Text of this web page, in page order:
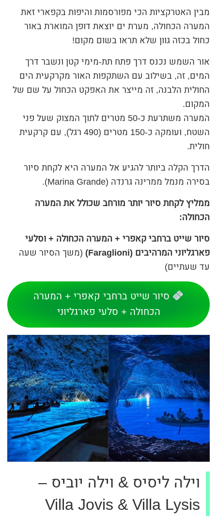
מבין האטרקציות הכי מפורסמות והיפות בקפארי זאת
המערה הכחולה, מערת ים יוצאת דופן המוארת באור
כחול בכזה גוון שלא תראו בשום מקום!
אור השמש נכנס דרך פתח תת-מימי קטן ונשבר דרך
המים, זה, בשילוב עם השתקפות האור מקרקעית הים
החולית הלבנה, זה מייצר את האפקט הכחול על שם של
המקום.
המערה משתרעת כ-50 מטרים לתוך המצוק שעל פני
השטח, ועומקה כ-150 מטרים (490 רגל), עם קרקעית
חולית.
הדרך הקלה ביותר להגיע אל המערה היא לקחת סיור
בסירה מנמל ממרינה גרנדה (Marina Grande).
ממליץ לקחת סיור יותר מורחב שכולל את המערה
הכחולה:
סיור שייט ברחבי קאפרי + המערה הכחולה + וסלעי
פארגליוני המרהיבים (Faraglioni)
(משך הסיור שעה
עד שעתיים)
סיור שייט ברחבי קאפרי + המערה
הכחולה + סלעי פארגליוני
וילה ליסיס & וילה יוביס –
Villa Jovis & Villa Lysis